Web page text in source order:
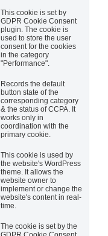
This cookie is set by
GDPR Cookie Consent
plugin. The cookie is
used to store the user
consent for the cookies
in the category
"Performance".
Records the default
button state of the
corresponding category
& the status of CCPA. It
works only in
coordination with the
primary cookie.
This cookie is used by
the website's WordPress
theme. It allows the
website owner to
implement or change the
website's content in real-
time.
The cookie is set by the